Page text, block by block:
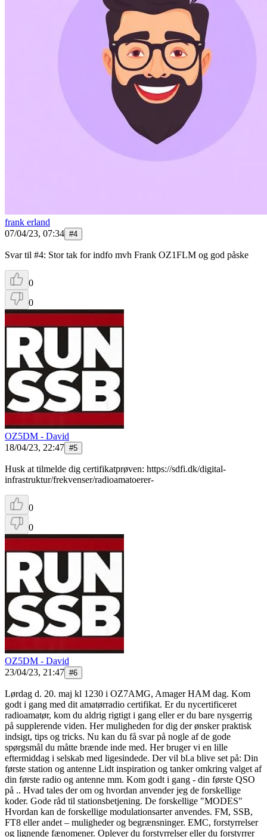
frank erland
07/04/23, 07:34 #4
Svar til #4: Stor tak for indfo mvh Frank OZ1FLM og god påske
0
0
OZ5DM - David
18/04/23, 22:47 #5
Husk at tilmelde dig certifikatprøven: https://sdfi.dk/digital-
infrastruktur/frekvenser/radioamatoerer-
0
0
OZ5DM - David
23/04/23, 21:47 #6
Lørdag d. 20. maj kl 1230 i OZ7AMG, Amager HAM dag. Kom
godt i gang med dit amatørradio certifikat. Er du nycertificeret
radioamatør, kom du aldrig rigtigt i gang eller er du bare nysgerrig
på supplerende viden. Her muligheden for dig der ønsker praktisk
indsigt, tips og tricks. Nu kan du få svar på nogle af de gode
spørgsmål du måtte brænde inde med. Her bruger vi en lille
eftermiddag i selskab med ligesindede. Der vil bl.a blive set på: Din
første station og antenne Lidt inspiration og tanker omkring valget af
din første radio og antenne mm. Kom godt i gang - din første QSO
på .. Hvad tales der om og hvordan anvender jeg de forskellige
koder. Gode råd til stationsbetjening. De forskellige "MODES"
Hvordan kan de forskellige modulationsarter anvendes. FM, SSB,
FT8 eller andet – muligheder og begrænsninger. EMC, forstyrrelser
og lignende fænomener. Oplever du forstyrrelser eller du forstyrrer